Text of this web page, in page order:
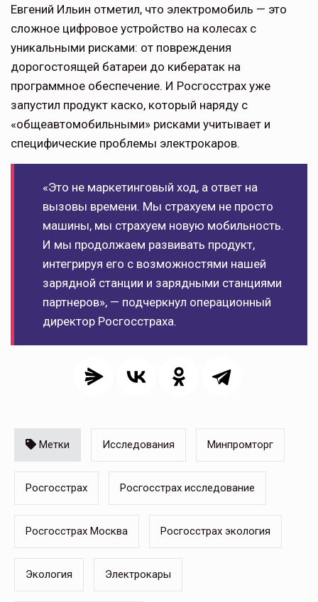
Евгений Ильин отметил, что электромобиль — это
сложное цифровое устройство на колесах с
уникальными рисками: от повреждения
дорогостоящей батареи до кибератак на
программное обеспечение. И Росгосстрах уже
запустил продукт каско, который наряду с
«общеавтомобильными» рисками учитывает и
специфические проблемы электрокаров.
«Это не маркетинговый ход, а ответ на
вызовы времени. Мы страхуем не просто
машины, мы страхуем новую мобильность.
И мы продолжаем развивать продукт,
интегрируя его с возможностями нашей
зарядной станции и зарядными станциями
партнеров», — подчеркнул операционный
директор Росгосстраха.
Метки Исследования Минпромторг
Росгосстрах Росгосстрах исследование
Росгосстрах Москва Росгосстрах экология
Экология Электрокары